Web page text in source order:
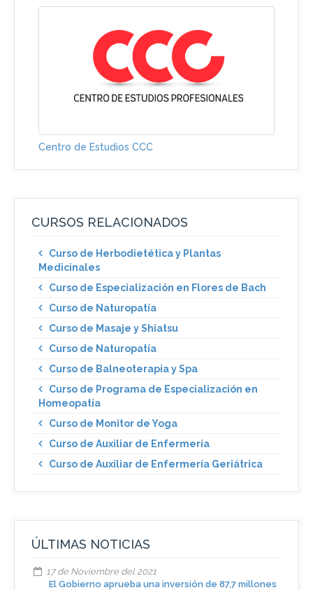
Centro de Estudios CCC
CURSOS RELACIONADOS
Curso de Herbodietética y Plantas
Medicinales
Curso de Especialización en Flores de Bach
Curso de Naturopatía
Curso de Masaje y Shiatsu
Curso de Naturopatía
Curso de Balneoterapia y Spa
Curso de Programa de Especialización en
Homeopatía
Curso de Monitor de Yoga
Curso de Auxiliar de Enfermería
Curso de Auxiliar de Enfermería Geriátrica
ÚLTIMAS NOTICIAS
17 de Noviembre del 2021
El Gobierno aprueba una inversión de 87,7 millones